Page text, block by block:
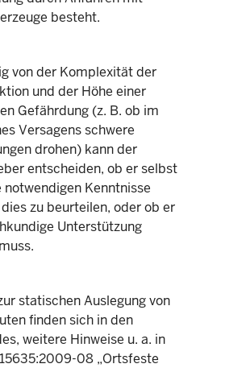
besteht.
von der Komplexität der
und der Höhe einer
Gefährdung (z. B. ob im
Versagens schwere
drohen) kann der
entscheiden, ob er selbst
notwendigen Kenntnisse
zu beurteilen, oder ob er
Unterstützung
statischen Auslegung von
finden sich in den
weitere Hinweise u. a. in
08 „Ortsfeste